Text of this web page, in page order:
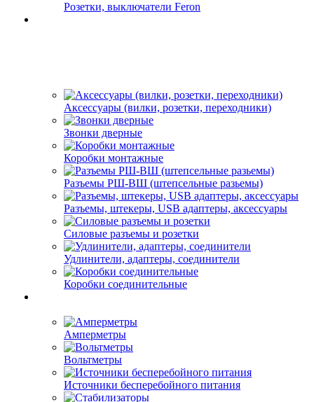
Розетки, выключатели Feron
Аксессуары (вилки, розетки, переходники)
Звонки дверные
Коробки монтажные
Разъемы РШ-ВШ (штепсельные разьемы)
Разъемы, штекеры, USB адаптеры, аксессуары
Силовые разъемы и розетки
Удлинители, адаптеры, соединители
Коробки соединительные
Амперметры
Вольтметры
Источники бесперебойного питания